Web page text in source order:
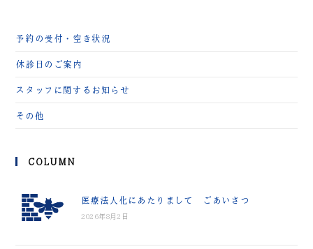
予約の受付・空き状況
休診日のご案内
スタッフに関するお知らせ
その他
COLUMN
医療法人化にあたりまして ごあいさつ
2026年8月2日